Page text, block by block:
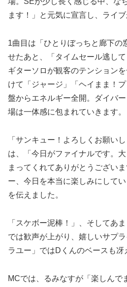
ます！」と元気に宣言し、ライ
1曲目は「ひとりぼっちと廊下の
せたあと、「タイムセール逃し
ギターソロが観客のテンション
けて「ジャージ」「ヘイまま！
盤からエネルギー全開。ダイバ
場は一体感に包まれていきます。
「サンキュー！よろしくお願い
は、「今日がファイナルです。
まってくれてありがとうござい
ー、今日を本当に楽しみにして
を伝えました。
「スケボー泥棒！」、そしてあ
では歓声が上がり、嬉しいサプ
ラユー」ではDくんのベースも冴
MCでは、るみなすが「楽しんで